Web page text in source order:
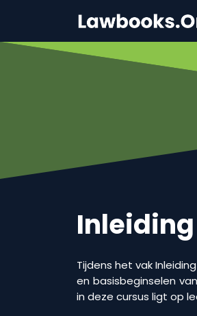
Tijdens het vak
en basisbeginselen
in deze cursus ligt op